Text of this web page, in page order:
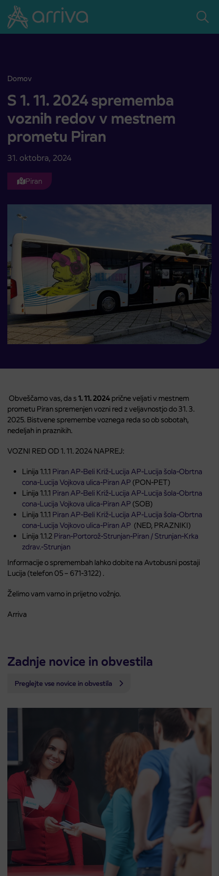
Skoči na vsebino
Domov
S 1. 11. 2024 sprememba voznih redov v mestnem prometu Piran
S 1. 11. 2024 sprememba
voznih redov v mestnem
prometu Piran
31. oktobra, 2024
Piran
Obveščamo vas, da s 1. 11. 2024 prične veljati v mestnem
prometu Piran spremenjen vozni red z veljavnostjo do 31. 3.
2025. Bistvene spremembe voznega reda so ob sobotah,
nedeljah in praznikih.
VOZNI RED OD 1. 11. 2024 NAPREJ:
Linija 1.1.1 Piran AP-Beli Križ-Lucija AP-Lucija šola-Obrtna
cona-Lucija Vojkova ulica-Piran AP (PON-PET)
Linija 1.1.1 Piran AP-Beli Križ-Lucija AP-Lucija šola-Obrtna
cona-Lucija Vojkova ulica-Piran AP (SOB)
Linija 1.1.1 Piran AP-Beli Križ-Lucija AP-Lucija šola-Obrtna
cona-Lucija Vojkovo ulica-Piran AP (NED, PRAZNIKI)
Linija 1.1.2 Piran-Portorož-Strunjan-Piran / Strunjan-Krka
zdrav.-Strunjan
Informacije o spremembah lahko dobite na Avtobusni postaji
Lucija (telefon 05 – 671-3122) .
Želimo vam varno in prijetno vožnjo.
Arriva
Zadnje novice in obvestila
Preglejte vse novice in obvestila